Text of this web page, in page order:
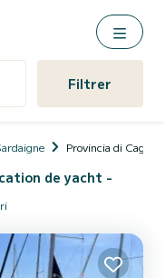
Filtrer
Provincia di Cagliari
de yacht -